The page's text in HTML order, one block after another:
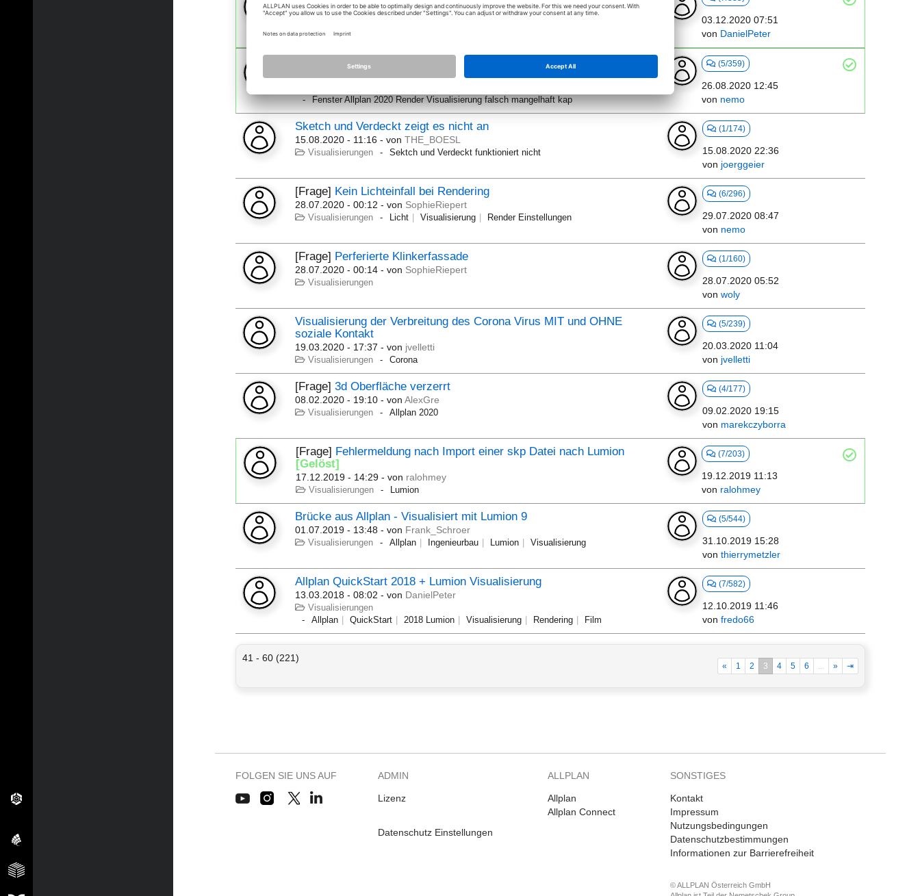
02.12.2020 - 13:30- vonm_horwath
03.12.2020 07:51
von DanielPeter
Renderergebnis Fenster Mangelhaft [Gelöst]
Fenster Allplan 2020 Render Visualisierung falsch mangelhaft kap
(5/359)
26.08.2020 12:45
von nemo
Sketch und Verdeckt zeigt es nicht an
15.08.2020 - 11:16 - vonTHE_BOESL
Visualisierungen Sektch und Verdeckt funktioniert nicht
(1/174)
15.08.2020 22:36
von joerggeier
[Frage] Kein Lichteinfall bei Rendering
28.07.2020 - 00:12 - von SophieRiepert
Visualisierungen Licht Visualisierung Render Einstellungen
(6/296)
29.07.2020 08:47
von nemo
[Frage] Perferierte Klinkerfassade
28.07.2020 - 00:14 - von SophieRiepert
Visualisierungen
(1/160)
28.07.2020 05:52
von woly
Visualisierung der Verbreitung des Corona Virus MIT und OHNE
soziale Kontakt
19.03.2020 - 17:37 - von jvelletti
Visualisierungen Corona
(5/239)
20.03.2020 11:04
von jvelletti
[Frage]3d Oberfläche verzerrt
08.02.2020 - 19:10 - vonAlexGre
Visualisierungen Allplan 2020
(4/177)
09.02.2020 19:15
von marekczyborra
[Frage] Fehlermeldung nach Import einer skp Datei nach Lumion
[Gelöst]
17.12.2019 - 14:29 - von ralohmey
Visualisierungen Lumion
(7/203)
19.12.2019 11:13
von ralohmey
Brücke aus Allplan - Visualisiert mit Lumion 9
01.07.2019 - 13:48 - von Frank_Schroer
Visualisierungen Allplan Ingenieurbau Lumion Visualisierung
(5/544)
31.10.2019 15:28
von thierrymetzler
Allplan QuickStart 2018 + Lumion Visualisierung
13.03.2018 - 08:02 - von DanielPeter
Visualisierungen
Allplan
QuickStart 2018 Lumion Visualisierung Rendering Film
(7/582)
12.10.2019 11:46
von fredo66
41 - 60 (221)
« 1 2 3 4 5 6 ... » ⇥
FOLGEN SIE UNS AUF ADMIN
Lizenz
Datenschutz Einstellungen
ALLPLAN
Allplan
Allplan Connect
SONSTIGES
Kontakt
Impressum
Nutzungsbedingungen
Datenschutzbestimmungen
Informationen zur Barrierefreiheit
© ALLPLAN Österreich GmbH